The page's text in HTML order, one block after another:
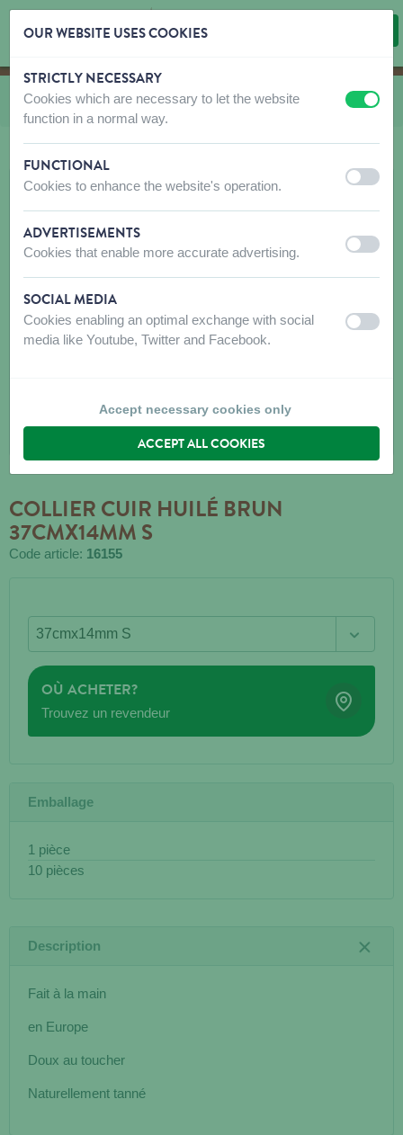
Skip content
Skip language choice
Vous êtes ici:
de CO et LA Cuir huilé
COLLIER CUIR HUILÉ BRUN
37CMX14MM S
Code article: 16155
OÙ ACHETER?
Trouvez un revendeur
Emballage
1 pièce
10 pièces
Description
Fait à la main
en Europe
Doux au toucher
Naturellement tanné
OUR WEBSITE USES COOKIES
STRICTLY NECESSARY
Cookies which are necessary to let the website
function in a normal way.
off on
FUNCTIONAL
Cookies to enhance the website's operation. off on
ADVERTISEMENTS
Cookies that enable more accurate advertising. off on
SOCIAL MEDIA
Cookies enabling an optimal exchange with social
media like Youtube, Twitter and Facebook.
off on
Accept necessary cookies only
ACCEPT ALL COOKIES